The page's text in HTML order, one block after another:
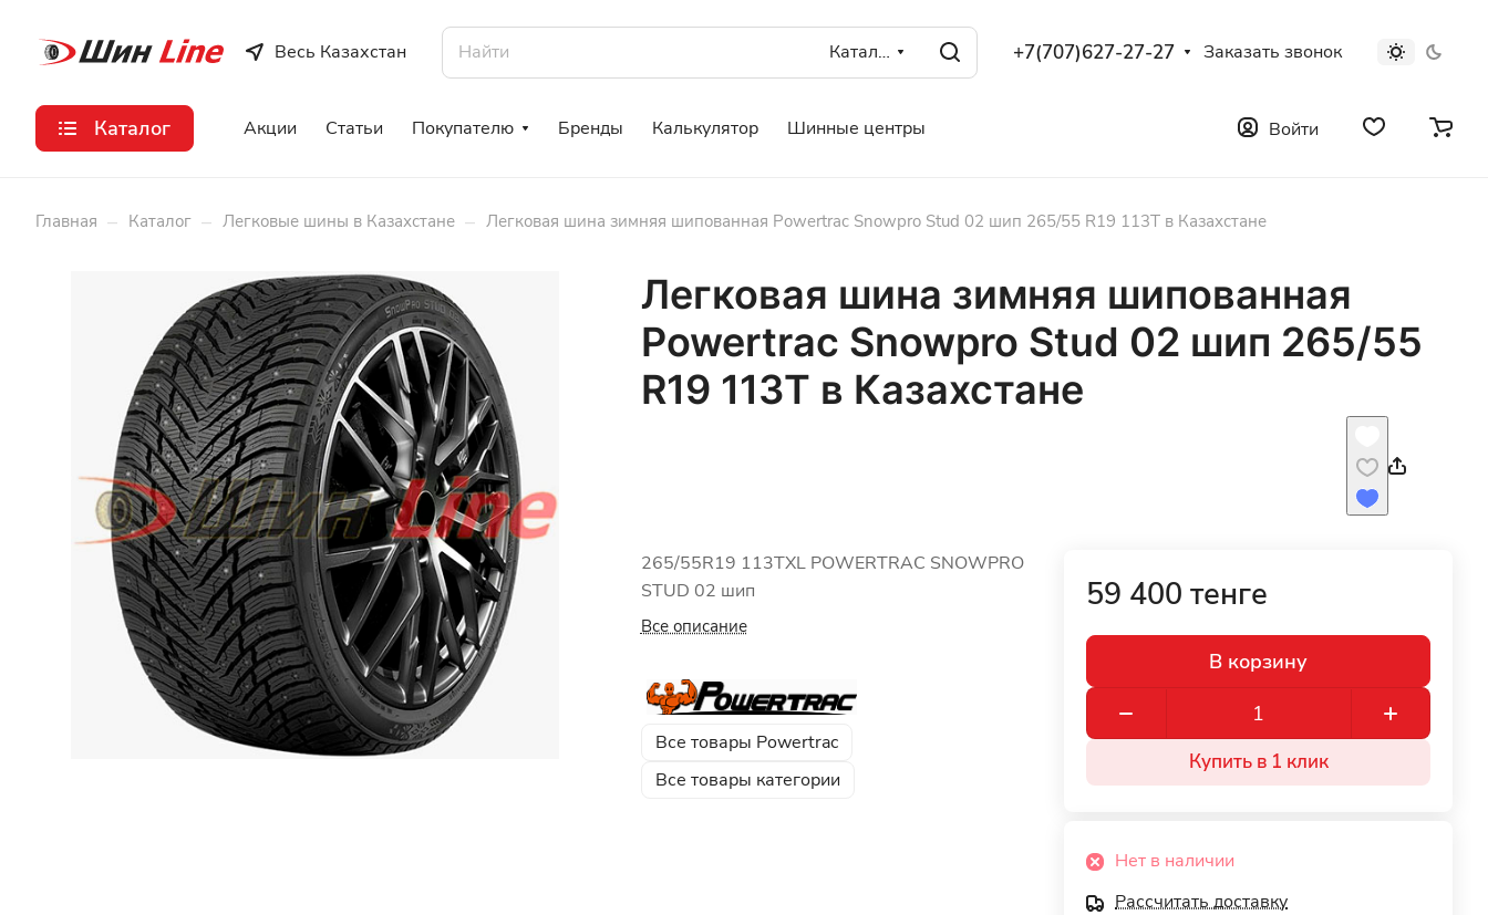
Весь Казахстан Каталог +7(707)627-27-27 Заказать звонок
Каталог Акции Статьи Покупателю Бренды Калькулятор Шинные центры Войти
Главная – Каталог – Легковые шины в Казахстане – Легковая шина зимняя шипованная Powertrac Snowpro Stud 02 шип 265/55 R19 113T в Казахстане
Легковая шина зимняя шипованная
Powertrac Snowpro Stud 02 шип 265/55
R19 113T в Казахстане
265/55R19 113TXL POWERTRAC SNOWPRO
STUD 02 шип
Все описание
Все товары Powertrac
Все товары категории
59 400 тенге
В корзину
Купить в 1 клик
Нет в наличии
Рассчитать доставку